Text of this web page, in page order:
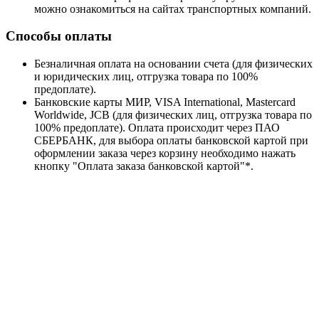
можно ознакомиться на сайтах транспортных компаний.
Способы оплаты
Безналичная оплата на основании счета (для физических
и юридических лиц, отгрузка товара по 100%
предоплате).
Банковские карты МИР, VISA International, Mastercard
Worldwide, JCB (для физических лиц, отгрузка товара по
100% предоплате). Оплата происходит через ПАО
СБЕРБАНК, для выбора оплаты банковской картой при
оформлении заказа через корзину необходимо нажать
кнопку "Оплата заказа банковской картой"*.